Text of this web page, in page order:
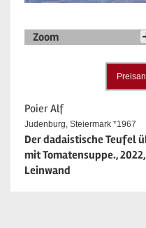
Zoom
Poier Alf
Judenburg, Steiermark *1967
Der dadaistische Teufel
mit Tomatensuppe.,
Leinwand